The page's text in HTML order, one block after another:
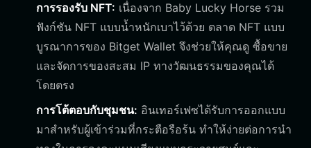
การรองรับ NFT: เนื่องจาก Baby Lucky Horse รวม
ฟังก์ชัน NFT แบบน้ำหนักเบาไว้ด้วย ตลาด NFT แบบ
บูรณาการของ Bitget Wallet จึงช่วยให้คุณดู ซื้อขาย
และจัดการของสะสม IP ทางวัฒนธรรมของคุณได้
โดยตรง
การโต้ตอบกับชุมชน: อินเทอร์เฟซได้รับการออกแบบ
มาสำหรับผู้เข้าร่วมที่กระตือรือร้น ทำให้ง่ายต่อการนำ